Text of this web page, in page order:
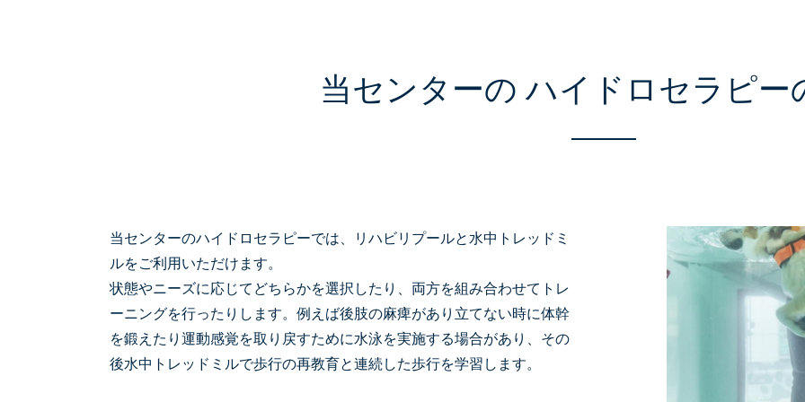
当センターの ハイドロセラピー
当センターのハイドロセラピーでは、リハビリプールと水中トレッドミ
ルをご利用いただけます。
状態やニーズに応じてどちらかを選択したり、両方を組み合わせてトレ
ーニングを行ったりします。例えば後肢の麻痺があり立てない時に体幹
を鍛えたり運動感覚を取り戻すために水泳を実施する場合があり、その
後水中トレッドミルで歩行の再教育と連続した歩行を学習します。